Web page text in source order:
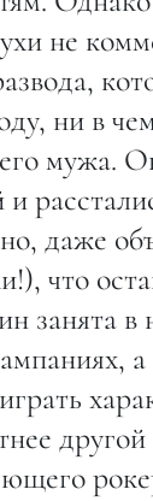
не
ни в
мужа.
даже
что
занята в
другой